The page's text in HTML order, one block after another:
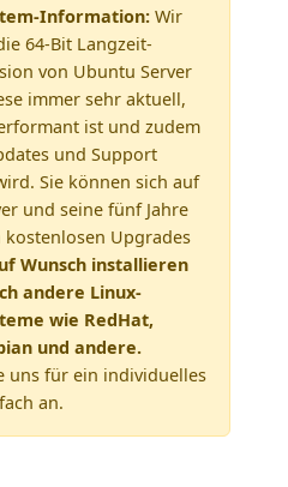
Information: Wir
64-Bit Langzeit-
von Ubuntu Server
immer sehr aktuell,
ist und zudem
und Support
Sie können sich auf
und seine fünf Jahre
Upgrades
Wunsch installieren
andere Linux-
wie RedHat,
und andere.
uns für ein individuelles
an.